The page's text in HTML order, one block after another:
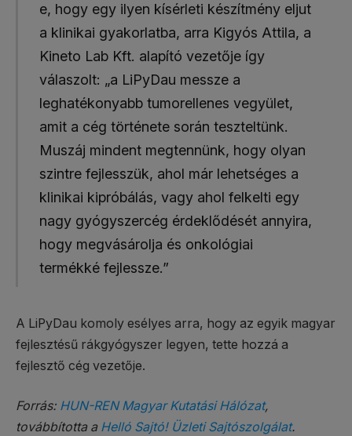
e, hogy egy ilyen kísérleti készítmény eljut
a klinikai gyakorlatba, arra Kigyós Attila, a
Kineto Lab Kft. alapító vezetője így
válaszolt: „a LiPyDau messze a
leghatékonyabb tumorellenes vegyület,
amit a cég története során teszteltünk.
Muszáj mindent megtennünk, hogy olyan
szintre fejlesszük, ahol már lehetséges a
klinikai kipróbálás, vagy ahol felkelti egy
nagy gyógyszercég érdeklődését annyira,
hogy megvásárolja és onkológiai
termékké fejlessze.”
A LiPyDau komoly esélyes arra, hogy az egyik magyar
fejlesztésű rákgyógyszer legyen, tette hozzá a
fejlesztő cég vezetője.
Forrás: HUN-REN Magyar Kutatási Hálózat,
továbbította a Helló Sajtó! Üzleti Sajtószolgálat.